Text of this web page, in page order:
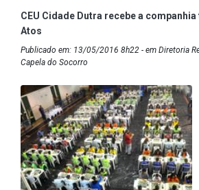
CEU Cidade Dutra recebe a
Atos
Publicado em: 13/05/2016 8h22 - em Diretoria
Capela do Socorro